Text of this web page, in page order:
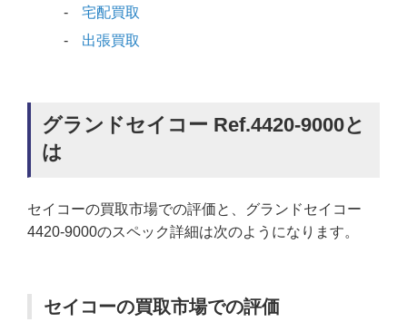
宅配買取
出張買取
グランドセイコー Ref.4420-9000と
は
セイコーの買取市場での評価と、グランドセイコー
4420-9000のスペック詳細は次のようになります。
セイコーの買取市場での評価